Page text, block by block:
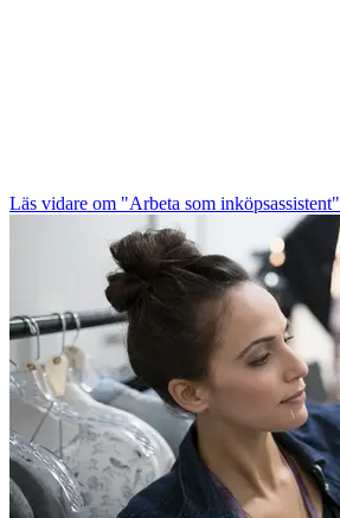
Läs vidare om "Arbeta som inköpsassistent"